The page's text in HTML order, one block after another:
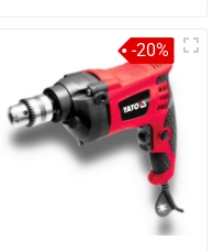
-20%